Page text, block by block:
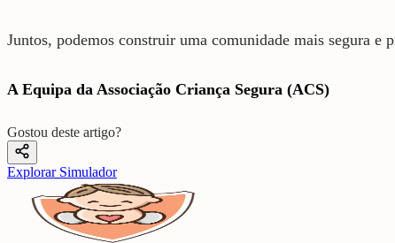
Juntos, podemos construir uma comunidade mais segura e
A Equipa da Associação Criança Segura (ACS)
Gostou deste artigo?
Explorar Simulador